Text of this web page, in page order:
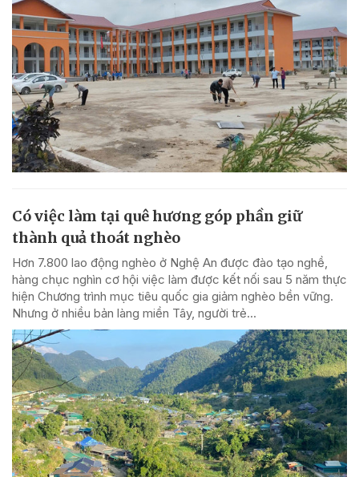
Có việc làm tại quê hương góp phần giữ
thành quả thoát nghèo
Hơn 7.800 lao động nghèo ở Nghệ An được đào tạo nghề,
hàng chục nghìn cơ hội việc làm được kết nối sau 5 năm thực
hiện Chương trình mục tiêu quốc gia giảm nghèo bền vững.
Nhưng ở nhiều bản làng miền Tây, người trẻ...